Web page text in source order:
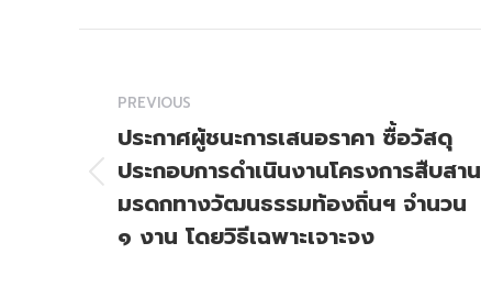
navigation
PREVIOUS
Previous
post:
ประกาศผู้ชนะการเสนอราคา ซื้อวัสดุ
ประกอบการดำเนินงานโครงการสืบสาน
มรดกทางวัฒนธรรมท้องถิ่นฯ จำนวน
๑ งาน โดยวิธีเฉพาะเจาะจง